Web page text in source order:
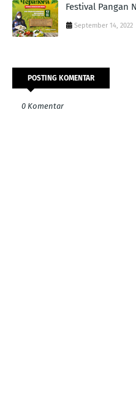
Festival Pangan
September 14, 2022
POSTING KOMENTAR
0 Komentar